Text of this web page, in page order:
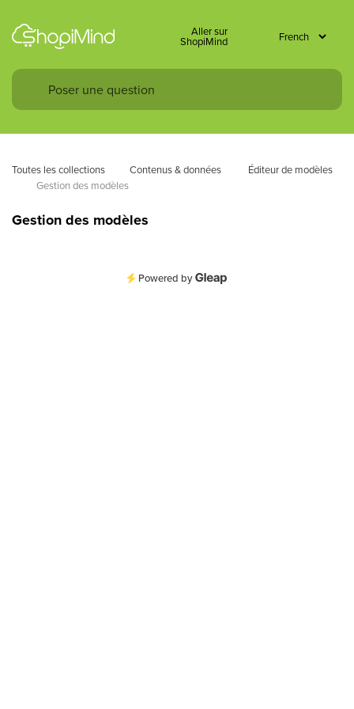
Aller sur
ShopiMind
Toutes les collections Contenus & données
Éditeur de modèles
Gestion des modèles
Gestion des modèles
Powered by